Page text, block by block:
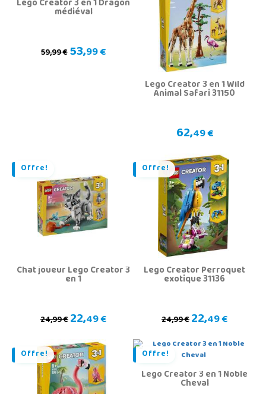
Lego Creator 3 en 1 Dragon
médiéval
59,99 €53,99 €
Lego Creator 3 en 1 Wild
Animal Safari 31150
62,49 €
Offre!
Chat joueur Lego Creator 3
en 1
24,99 €22,49 €
Offre!
Lego Creator Perroquet
exotique 31136
24,99 €22,49 €
Offre! Offre!
Lego Creator 3 en 1 Noble
Cheval